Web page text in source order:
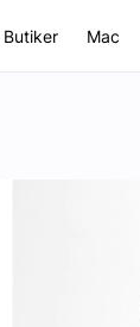
Butiker Mac